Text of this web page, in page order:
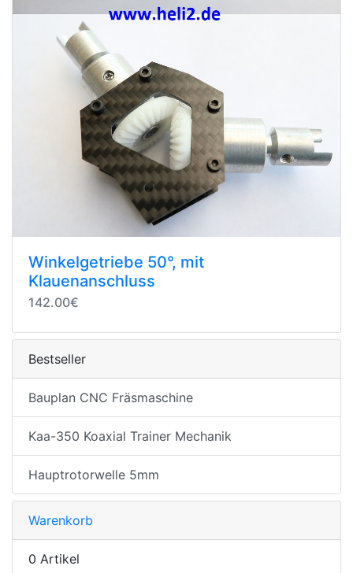
Winkelgetriebe 50°, mit
Klauenanschluss
142.00€
Bestseller
Bauplan CNC Fräsmaschine
Kaa-350 Koaxial Trainer Mechanik
Hauptrotorwelle 5mm
Warenkorb
0 Artikel